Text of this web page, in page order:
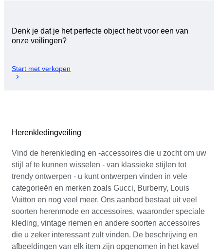
Denk je dat je het perfecte object hebt voor een van
onze veilingen?
Start met verkopen
Herenkledingveiling
Vind de herenkleding en -accessoires die u zocht om uw
stijl af te kunnen wisselen - van klassieke stijlen tot
trendy ontwerpen - u kunt ontwerpen vinden in vele
categorieën en merken zoals Gucci, Burberry, Louis
Vuitton en nog veel meer. Ons aanbod bestaat uit veel
soorten herenmode en accessoires, waaronder speciale
kleding, vintage riemen en andere soorten accessoires
die u zeker interessant zult vinden. De beschrijving en
afbeeldingen van elk item zijn opgenomen in het kavel